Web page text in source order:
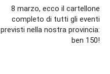
8 marzo, ecco il cartellone
completo di tutti gli eventi
previsti nella nostra provincia:
ben 150!